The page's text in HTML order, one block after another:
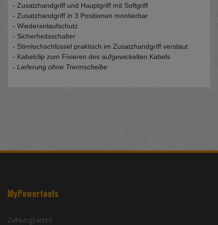
- Zusatzhandgriff und Hauptgriff mit Softgriff
- Zusatzhandgriff in 3 Positionen montierbar
- Wiederanlaufschutz
- Sicherheitsschalter
- Stirnlochschlüssel praktisch im Zusatzhandgriff verstaut
- Kabelclip zum Fixieren des aufgewickelten Kabels
- Lieferung ohne Trennscheibe
MyPowertools
Zahlungsarten